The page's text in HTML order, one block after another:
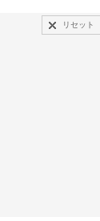
リセット